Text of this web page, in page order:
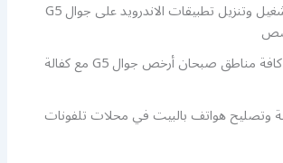
تحديث نظام التشغيل وتنزيل تطبيقات الاندرويد على جوال G5
نورد للعملاء في كافة مناطق صبحان أرخص جوال G5 مع كفالة
وتصليح هواتف بالبيت في محلات تلفونات